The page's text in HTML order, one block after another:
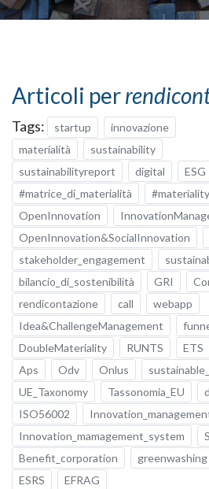
Articoli per
Tags: startup
innovazione
materialità
sustainability
sustainabilityreport
digital ESG
#matrice_di_materialità
OpenInnovation
OpenInnovation&SocialInnovation
stakeholder_engagement
bilancio_di_sostenibilità
GRI
rendicontazione
call
webapp
Idea&ChallengeManagement
DoubleMateriality
RUNTS ETS
Aps
Odv Onlus
UE_Taxonomy
Tassonomia_EU
ISO56002
Innovation_mamagement_system
Benefit_corporation
greenwashing
ESRS
EFRAG